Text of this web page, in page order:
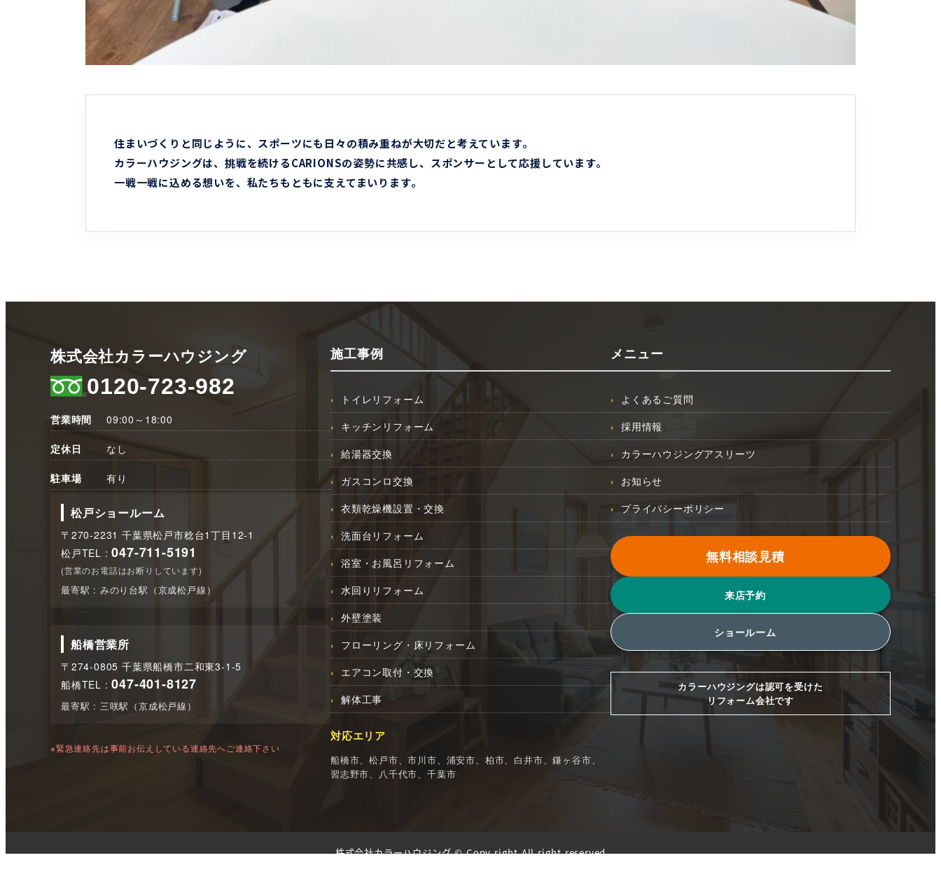
住まいづくりと同じように、スポーツにも日々の積み重ねが大切だと考えています。
カラーハウジングは、挑戦を続けるCARIONSの姿勢に共感し、スポンサーとして応援しています。
一戦一戦に込める想いを、私たちもともに支えてまいります。
株式会社カラーハウジング
0120-723-982
営業時間 09:00～18:00
定休日 なし
駐車場 有り
松戸ショールーム
〒270-2231 千葉県松戸市稔台1丁目12-1
松戸TEL :047-711-5191
(営業のお電話はお断りしています)
最寄駅 : みのり台駅（京成松戸線）
船橋営業所
〒274-0805 千葉県船橋市二和東3-1-5
船橋TEL :047-401-8127
最寄駅 : 三咲駅（京成松戸線）
※緊急連絡先は事前お伝えしている連絡先へご連絡下さい
施工事例
トイレリフォーム
キッチンリフォーム
給湯器交換
ガスコンロ交換
衣類乾燥機設置・交換
洗面台リフォーム
浴室・お風呂リフォーム
水回りリフォーム
外壁塗装
フローリング・床リフォーム
エアコン取付・交換
解体工事
対応エリア
船橋市、松戸市、市川市、浦安市、柏市、白井市、鎌ヶ谷市、
習志野市、八千代市、千葉市
メニュー
よくあるご質問
採用情報
カラーハウジングアスリーツ
お知らせ
プライバシーポリシー
無料相談見積
来店予約
ショールーム
カラーハウジングは認可を受けた
リフォーム会社です
株式会社カラーハウジング© Copy right All right reserved